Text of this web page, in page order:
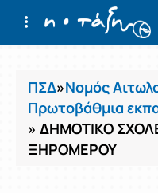
Μαθήματα
ΠΣΔ»Νομός
Πρωτοβάθμια
» ΔΗΜΟΤΙΚΟ
ΞΗΡΟΜΕΡΟΥ